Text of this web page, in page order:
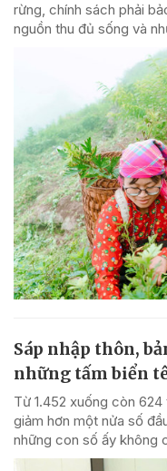
rừng, chính sách phải
nguồn thu đủ sống và
Sáp nhập thôn,
những tấm biển
Từ 1.452 xuống còn
giảm hơn một nửa số
những con số ấy không